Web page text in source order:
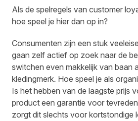
Als de spelregels van customer
hoe speel je hier dan op in?
Consumenten zijn een stuk
gaan zelf actief op zoek naar de
switchen even makkelijk van baan
kledingmerk. Hoe speel je als
Is het hebben van de laagste prijs
product een garantie voor
zorgt dit slechts voor kortstondige